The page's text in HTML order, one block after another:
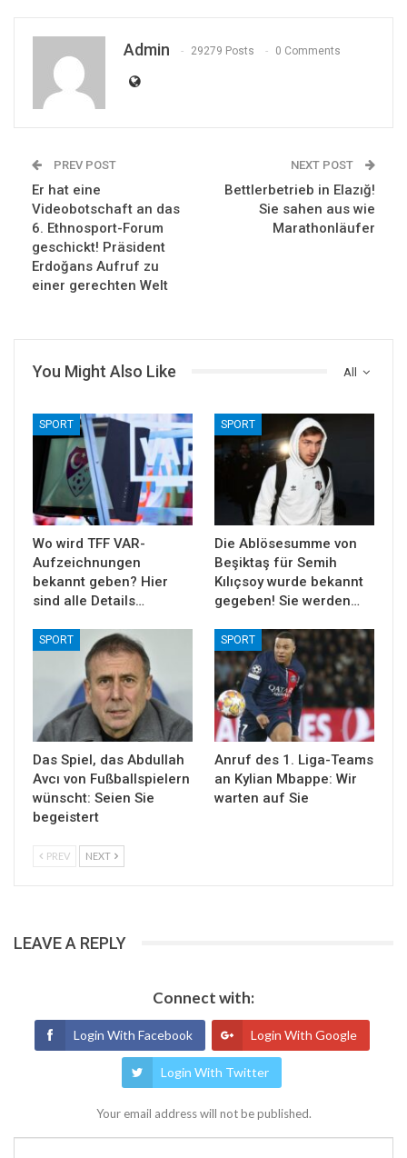
Admin 29279 Posts 0 Comments
PREV POST
Er hat eine
Videobotschaft an das
6. Ethnosport-Forum
geschickt! Präsident
Erdoğans Aufruf zu
einer gerechten Welt
NEXT POST
Bettlerbetrieb in Elazığ!
Sie sahen aus wie
Marathonläufer
All
You Might Also Like
SPORT
Wo wird TFF VAR-
Aufzeichnungen
bekannt geben? Hier
sind alle Details…
SPORT
Die Ablösesumme von
Beşiktaş für Semih
Kılıçsoy wurde bekannt
gegeben! Sie werden…
SPORT
Das Spiel, das Abdullah
Avcı von Fußballspielern
wünscht: Seien Sie
begeistert
SPORT
Anruf des 1. Liga-Teams
an Kylian Mbappe: Wir
warten auf Sie
PREV NEXT
LEAVE A REPLY
Connect with:
Login With Facebook Login With Google
Login With Twitter
Your email address will not be published.